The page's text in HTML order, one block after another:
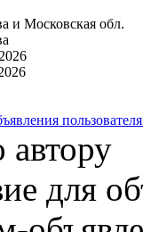
и Московская обл.
автору
для